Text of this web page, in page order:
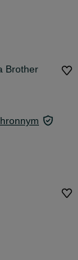
Brother